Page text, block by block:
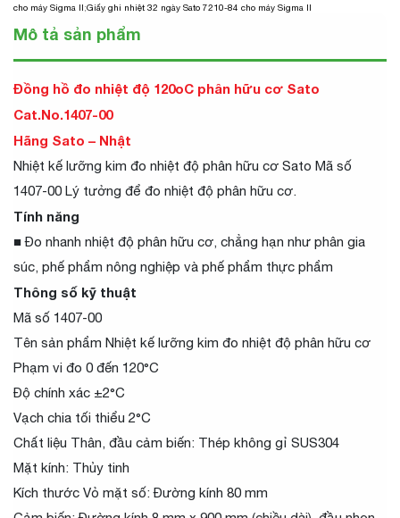
cho máy Sigma II;Giấy ghi nhiệt 32 ngày Sato 7210-84 cho máy Sigma II
Mô tả sản phẩm
Đồng hồ đo nhiệt độ 120oC phân hữu cơ Sato
Cat.No.1407-00
Hãng Sato – Nhật
Nhiệt kế lưỡng kim đo nhiệt độ phân hữu cơ Sato Mã số
1407-00 Lý tưởng để đo nhiệt độ phân hữu cơ.
Tính năng
■ Đo nhanh nhiệt độ phân hữu cơ, chẳng hạn như phân gia
súc, phế phẩm nông nghiệp và phế phẩm thực phẩm
Thông số kỹ thuật
Mã số 1407-00
Tên sản phẩm Nhiệt kế lưỡng kim đo nhiệt độ phân hữu cơ
Phạm vi đo 0 đến 120°C
Độ chính xác ±2°C
Vạch chia tối thiểu 2°C
Chất liệu Thân, đầu cảm biến: Thép không gỉ SUS304
Mặt kính: Thủy tinh
Kích thước Vỏ mặt số: Đường kính 80 mm